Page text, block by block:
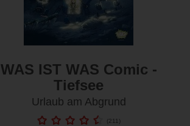
WAS IST WAS Comic -
Tiefsee
Urlaub am Abgrund
(211 )